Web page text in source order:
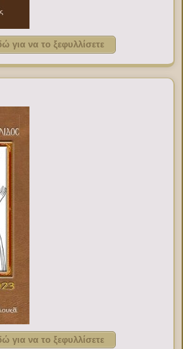
για να το ξεφυλλίσετε
για να το ξεφυλλίσετε